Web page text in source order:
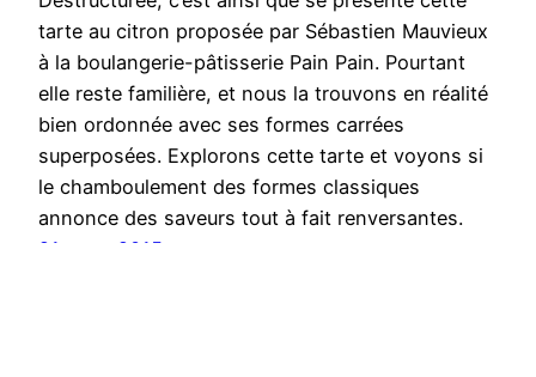
tarte au citron proposée par Sébastien Mauvieux
à la boulangerie-pâtisserie Pain Pain. Pourtant
elle reste familière, et nous la trouvons en réalité
bien ordonnée avec ses formes carrées
superposées. Explorons cette tarte et voyons si
le chamboulement des formes classiques
annonce des saveurs tout à fait renversantes.
21 mars 2015